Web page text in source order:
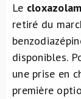
Le cloxazolam
retiré du
disponibles.
une prise en
première